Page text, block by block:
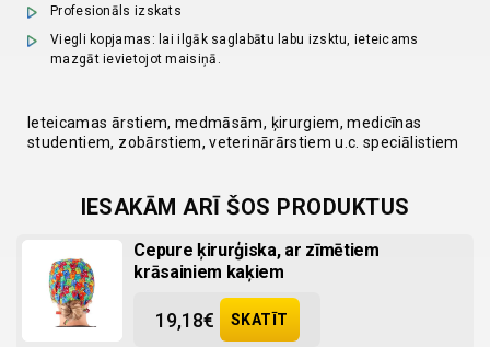
Profesionāls izskats
Viegli kopjamas: lai ilgāk saglabātu labu izsktu, ieteicams
mazgāt ievietojot maisiņā.
Ieteicamas ārstiem, medmāsām, ķirurgiem, medicīnas
studentiem, zobārstiem, veterinārārstiem u.c. speciālistiem
IESAKĀM ARĪ ŠOS PRODUKTUS
Cepure ķirurģiska, ar zīmētiem
krāsainiem kaķiem
19,18€ SKATĪT